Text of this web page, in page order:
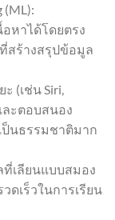
(ML):
หาได้โดยตรง
สร้างสรุปข้อมูล
(เช่น Siri,
ละตอบสนอง
ป็นธรรมชาติมาก
ที่เลียนแบบสมอง
เร็วในการเรียน